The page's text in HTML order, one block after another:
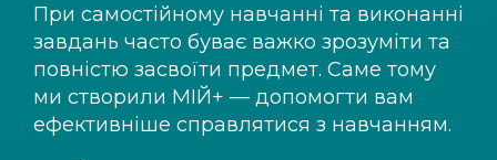
При самостійному навчанні та виконанні
завдань часто буває важко зрозуміти та
повністю засвоїти предмет. Саме тому
ми створили МІЙ+ — допомогти вам
ефективніше справлятися з навчанням.